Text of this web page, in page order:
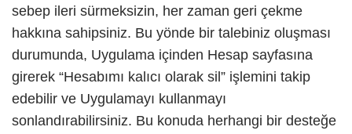
sebep ileri sürmeksizin, her zaman geri çekme
hakkına sahipsiniz. Bu yönde bir talebiniz oluşması
durumunda, Uygulama içinden Hesap sayfasına
girerek “Hesabımı kalıcı olarak sil” işlemini takip
edebilir ve Uygulamayı kullanmayı
sonlandırabilirsiniz. Bu konuda herhangi bir desteğe